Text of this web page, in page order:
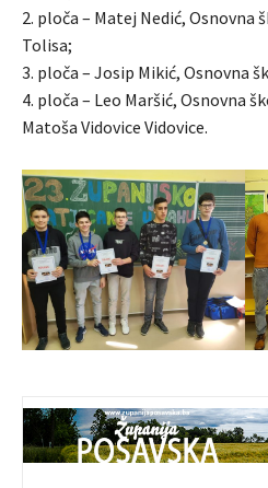
2. ploča – Matej Nedić, Osnovna
Tolisa;
3. ploča – Josip Mikić, Osnovna
4. ploča – Leo Maršić, Osnovna
Matoša Vidovice Vidovice.